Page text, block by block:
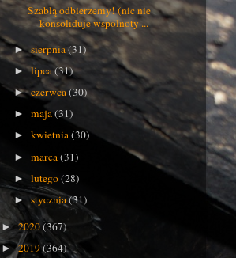
Szablą odbierzemy! (nic nie
konsoliduje wspólnoty ...
►sierpnia(31)
►lipca(31)
►czerwca(30)
►maja(31)
►kwietnia(30)
►marca(31)
►lutego(28)
►stycznia(31)
►2020(367)
►2019(364)